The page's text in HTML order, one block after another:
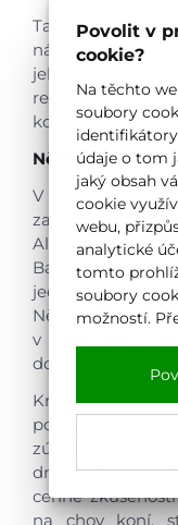
Povolit v
cookie?
Na těchto
soubory
údaje o tom
jaký obsah
cookie
webu,
analytické
tomto
soubory
možností.
Tato
následné praxe
jeho
kontextu.
Německo
V uplynulém
zahraniční stáž
Altmühlsee v
Bavorsko,
jeden žák, který
Německu. Tento
v rámci své
dokonce
Kromě letní
podniku
zúčastnili dva
dní a aktivně se
cenné
na chov koní,